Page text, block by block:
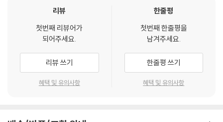
것을 권유해 드립니다.
를 마른 천으로 닦으시거나, DVD 클리너 등 전용 제품을 이용하면 대부분
3) 일부 PC 연결형 ODD의 경우 호환 상의 문제로 정상적인 디스크도 재
생이 불가능한 경우가 있습니다. 독립형 전용 플레이어 사용을 권장드리
며, ODD 사용으로 인한 재생 불량의 경우 교환 시에도 동일한 오류가 발
리뷰
첫번째 리뷰어가
되어주세요.
리뷰 쓰기
혜택 및 유의사항
한줄평
첫번째 한줄평을
남겨주세요.
한줄평 쓰기
혜택 및 유의사항